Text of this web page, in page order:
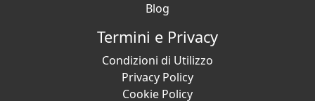
Blog
Termini e Privacy
Condizioni di Utilizzo
Privacy Policy
Cookie Policy